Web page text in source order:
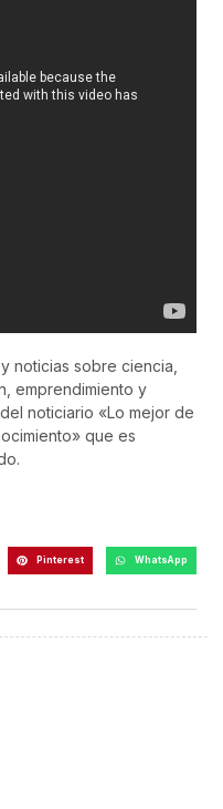
noticias sobre ciencia,
emprendimiento y
noticiario «Lo mejor de
que es
Pinterest WhatsApp